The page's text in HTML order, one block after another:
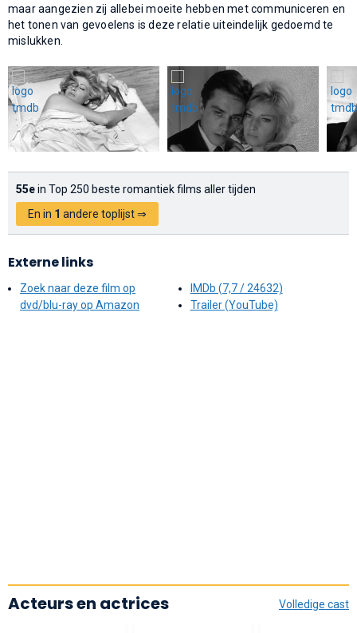
maar aangezien zij allebei moeite hebben met communiceren en
het tonen van gevoelens is deze relatie uiteindelijk gedoemd te
mislukken.
55ein Top 250 beste romantiek films aller tijden
En in 1 andere toplijst ⇒
Externe links
Zoek naar deze film op
dvd/blu-ray op Amazon
IMDb (7,7 / 24632)
Trailer (YouTube)
Volledige cast
Acteurs en actrices